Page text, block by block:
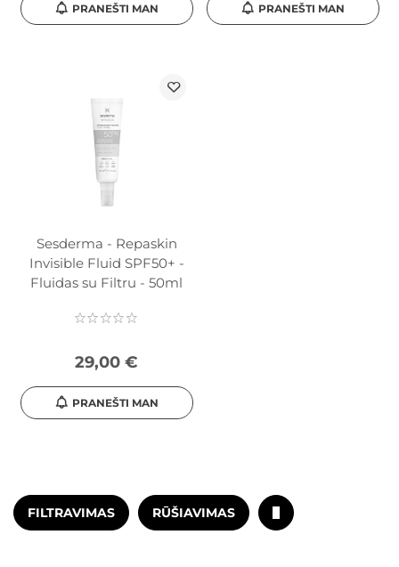
PRANEŠTI MAN PRANEŠTI MAN
Sesderma - Repaskin
Invisible Fluid SPF50+ -
Fluidas su Filtru - 50ml
29,00 €
PRANEŠTI MAN
FILTRAVIMAS RŪŠIAVIMAS